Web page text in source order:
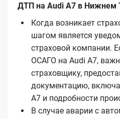
ДТП на Audi A7 в Нижнем
Когда возникает
шагом является
страховой компании.
ОСАГО на Audi A7,
страховщику,
документацию,
A7 и подробности
В случае аварии с